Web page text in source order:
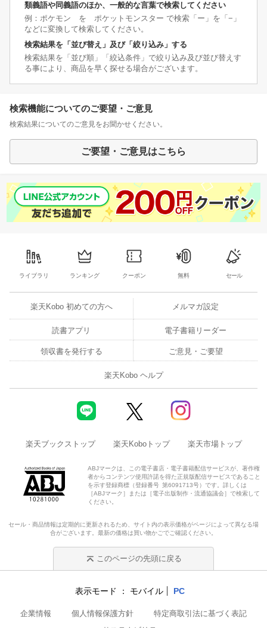
類義語や同義語のほか、一般的な言葉で検索してください
例：ポケモン を ポケットモンスター で検索「ー」を「−」
などに変換して検索してください。
検索結果を「並び替え」及び「絞り込み」する
検索結果を「並び順」「絞込条件」で絞り込み及び並び替えす
る事により、商品を早く探せる場合がございます。
検索機能についてのご要望・ご意見
検索結果についてのご意見をお聞かせください。
ご要望・ご意見はこちら
ライブラリ ランキング クーポン 無料 セール
楽天Kobo 初めての方へ メルマガ設定
読書アプリ 電子書籍リーダー
領収書を発行する ご意見・ご要望
楽天Kobo ヘルプ
楽天ブックストップ 楽天Koboトップ 楽天市場トップ
ABJマークは、この電子書店・電子書籍配信サービスが、著作権
者からコンテンツ使用許諾を得た正規版配信サービスであること
を示す登録商標（登録番号 第6091713号）です。詳しくは
［ABJマーク］または［電子出版制作・流通協議会］で検索して
ください。
セール・商品情報は定期的に更新されるため、サイト内の表示価格がページによって異なる場
合がございます。最新の価格は買い物かごでご確認ください。
このページの先頭に戻る
表示モード モバイル PC
企業情報 個人情報保護方針
特定商取引法に基づく表記